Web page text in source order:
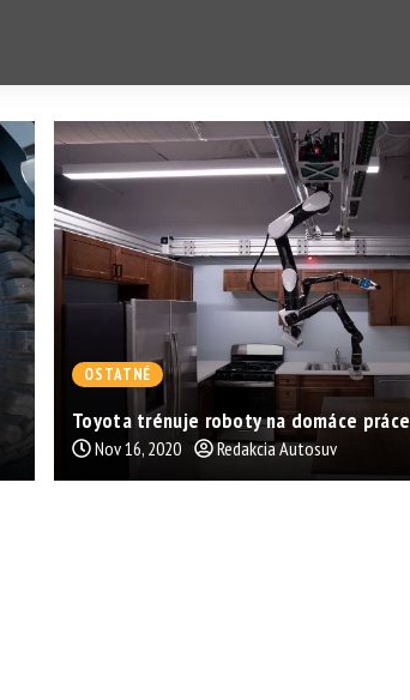
OSTATNÉ
Toyota trénuje roboty na domáce práce
Nov 16, 2020 Redakcia Autosuv